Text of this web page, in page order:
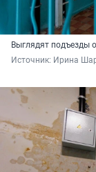
Выглядят подъезды
Источник: Ирина